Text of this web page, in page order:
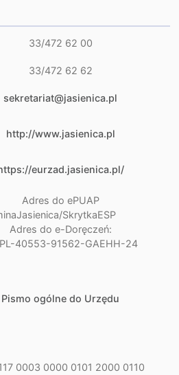
33/472 62 00
33/472 62 62
sekretariat@jasienica.pl
http://www.jasienica.pl
eurzad.jasienica.pl/
Adres do ePUAP
SkrytkaESP
Adres do e-Doręczeń:
40553-91562-GAEHH-24
Pismo ogólne do Urzędu
0003 0000 0101 2000 0110